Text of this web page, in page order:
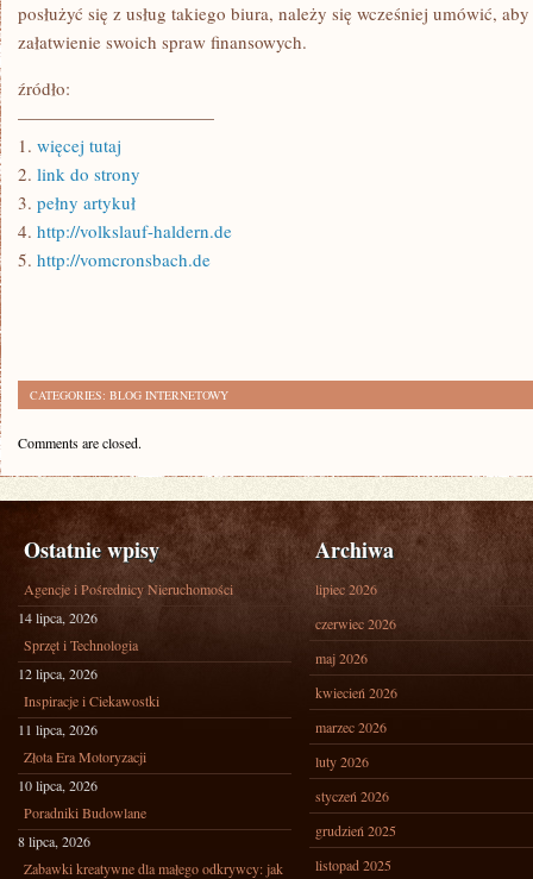
posłużyć się z usług takiego biura, należy się wcześniej umówić,
załatwienie swoich spraw finansowych.
źródło:
———————————
1. więcej tutaj
2. link do strony
3. pełny artykuł
4. http://volkslauf-haldern.de
5. http://vomcronsbach.de
CATEGORIES: BLOG INTERNETOWY
Comments are closed.
Ostatnie wpisy
Agencje i Pośrednicy Nieruchomości
14 lipca, 2026
Sprzęt i Technologia
12 lipca, 2026
Inspiracje i Ciekawostki
11 lipca, 2026
Złota Era Motoryzacji
10 lipca, 2026
Poradniki Budowlane
8 lipca, 2026
Zabawki kreatywne dla małego odkrywcy: jak
Archiwa
lipiec 2026
czerwiec 2026
maj 2026
kwiecień 2026
marzec 2026
luty 2026
styczeń 2026
grudzień 2025
listopad 2025